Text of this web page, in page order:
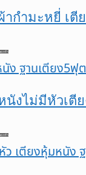
กำมะหยี่ เตี
ะกร้า
งไม่มีหัวเตีย
ะกร้า